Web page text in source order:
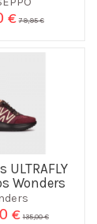
€ 79,95 €
ULTRAFLY
Wonders
€ 135,00 €